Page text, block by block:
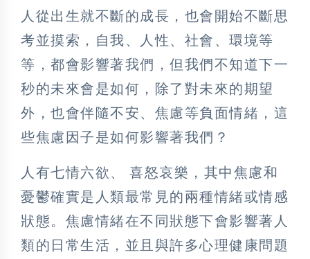
人從出生就不斷的成長，也會開始不斷思
考並摸索，自我、人性、社會、環境等
等，都會影響著我們，但我們不知道下一
秒的未來會是如何，除了對未來的期望
外，也會伴隨不安、焦慮等負面情緒，這
些焦慮因子是如何影響著我們？
人有七情六欲、 喜怒哀樂，其中焦慮和
憂鬱確實是人類最常見的兩種情緒或情感
狀態。焦慮情緒在不同狀態下會影響著人
類的日常生活，並且與許多心理健康問題